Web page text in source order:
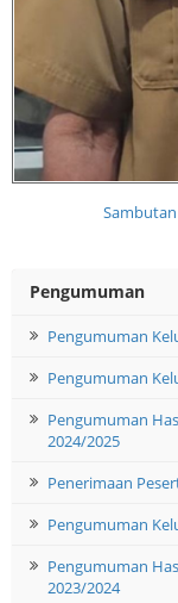
Pengumuman
Pengumuman
Pengumuman
Pengumuman
2024/2025
Penerimaan
Pengumuman
Pengumuman
2023/2024